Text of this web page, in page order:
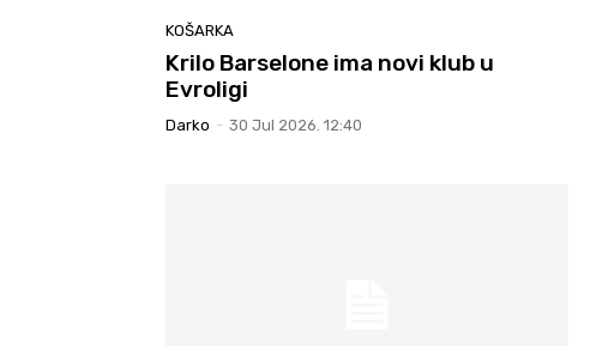
KOŠARKA
Krilo Barselone ima novi klub u
Evroligi
Darko - 30 Jul 2026. 12:40